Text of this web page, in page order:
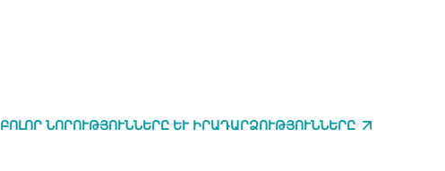
ԲՈԼՈՐ ՆՈՐՈՒԹՅՈՒՆՆԵՐԸ ԵՒ ԻՐԱԴԱՐՁՈՒԹՅՈՒՆՆԵՐԸ